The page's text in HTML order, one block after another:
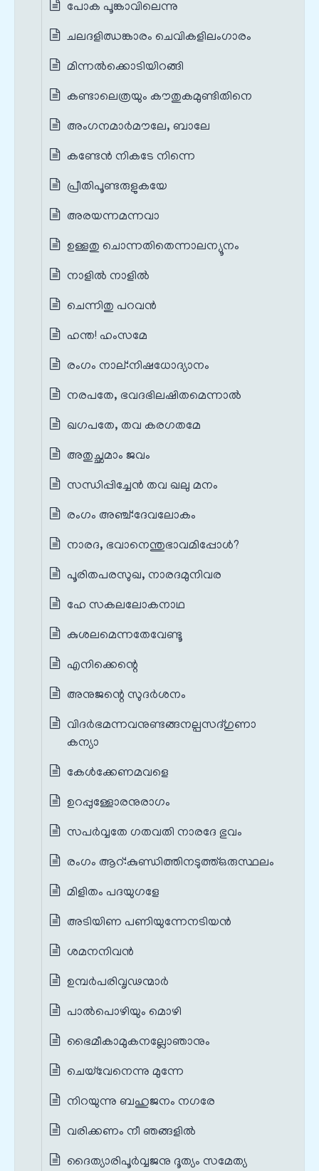
പോക പൂങ്കാവിലെന്നു
ചലദളിഝങ്കാരം ചെവികളിലംഗാരം
മിന്നൽക്കൊടിയിറങ്ങി
കണ്ടാലെത്രയും കൗതുകമുണ്ടിതിനെ
അംഗനമാർമൗലേ, ബാലേ
കണ്ടേൻ നികടേ നിന്നെ
പ്രീതിപൂണ്ടരുളുകയേ
അരയന്നമന്നവാ
ഉള്ളതു ചൊന്നതിതെന്നാലന്യൂനം
നാളിൽ നാളിൽ
ചെന്നിതു പറവൻ
ഹന്ത! ഹംസമേ
രംഗം നാല്‌:നിഷധോദ്യാനം
നരപതേ, ഭവദഭിലഷിതമെന്നാൽ
ഖഗപതേ, തവ കരഗതമേ
അതുച്ഛമാം ജവം
സന്ധിപ്പിച്ചേൻ തവ ഖലു മനം
രംഗം അഞ്ച്‌:ദേവലോകം
നാരദ, ഭവാനെന്തുഭാവമിപ്പോൾ?
പൂരിതപരസുഖ, നാരദമുനിവര
ഹേ സകലലോകനാഥ
കുശലമെന്നതേവേണ്ടൂ
എനിക്കെന്റെ
അനുജന്റെ സുദർശനം
വിദർഭമന്നവനുണ്ടങ്ങനല്പസദ്ഗുണാ
കന്യാ
കേൾക്കേണമവളെ
ഉറപ്പുള്ളോരനുരാഗം
സപർവ്വതേ ഗതവതി നാരദേ ഭുവം
രംഗം ആറ്‌:കുണ്ഡിത്തിനടുത്ത്‌ഒരുസ്ഥലം
മിളിതം പദയുഗളേ
അടിയിണ പണിയുന്നേനടിയൻ
ശമനനിവൻ
ഉമ്പർപരിവൃഢന്മാർ
പാൽപൊഴിയും മൊഴി
ഭൈമീകാമുകനല്ലോഞാനും
ചെയ്‌വേനെന്നു മുന്നേ
നിറയുന്നു ബഹുജനം നഗരേ
വരിക്കണം നീ ഞങ്ങളിൽ
ദൈത്യാരിപൂർവ്വജനു ദൂത്യം സമേത്യ